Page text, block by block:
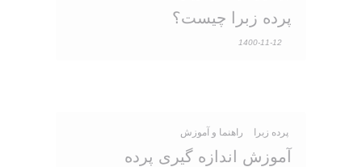
پرده زبرا چیست؟
1400-11-12
پرده زبرا راهنما و آموزش
آموزش اندازه گیری پرده